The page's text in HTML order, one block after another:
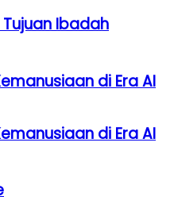
di Era AI
Ibadah
di Era AI